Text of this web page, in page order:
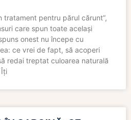
tratament pentru părul cărunt”,
care spun toate același
onest nu începe cu
ce vrei de fapt, să acoperi
redai treptat culoarea naturală